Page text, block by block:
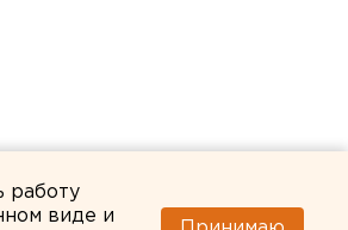
работу
виде и